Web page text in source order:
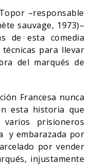
–responsable
sauvage, 1973)–
de esta comedia
para llevar
del marqués de
Francesa nunca
esta historia que
prisioneros
y embarazada por
por vender
injustamente